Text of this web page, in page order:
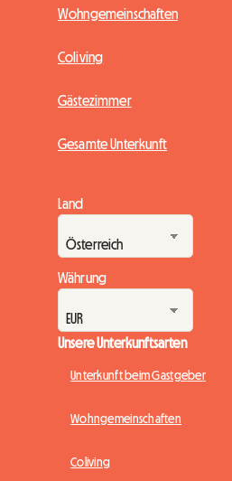
Wohngemeinschaften
Coliving
Gästezimmer
Gesamte Unterkunft
Land
Währung
Unsere Unterkunftsarten
Unterkunft beim Gastgeber
Wohngemeinschaften
Coliving